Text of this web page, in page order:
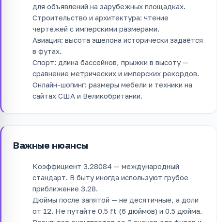
для объявлений на зарубежных площадках.
Строительство и архитектура: чтение
чертежей с имперскими размерами.
Авиация: высота эшелона исторически задаётся
в футах.
Спорт: длина бассейнов, прыжки в высоту —
сравнение метрических и имперских рекордов.
Онлайн-шопинг: размеры мебели и техники на
сайтах США и Великобритании.
Важные нюансы
Коэффициент 3.28084 — международный
стандарт. В быту иногда используют грубое
приближение 3.28.
Дюймы после запятой — не десятичные, а доли
от 12. Не путайте 0.5 ft (6 дюймов) и 0.5 дюйма.